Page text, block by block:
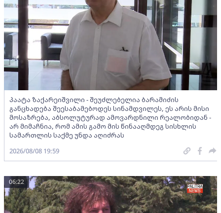
პაატა ზაქარეიშვილი - შეუძლებელია ბარამიძის
განცხადება შეესაბამებოდეს სინამდვილეს, ეს არის მისი
მოსაზრება, აბსოლუტურად ამოვარდნილი რეალობიდან -
არ მიმაჩნია, რომ ამის გამო მის წინააღმდეგ სისხლის
სამართლის საქმე უნდა აღიძრას
2026/08/08 19:59
06:22